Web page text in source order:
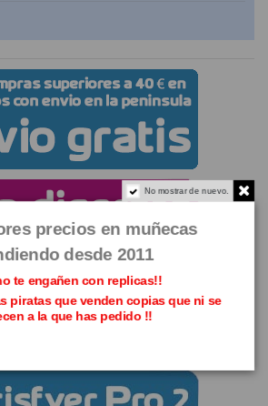
No mostrar de nuevo.
precios en muñecas
desde 2011
te engañen con replicas!!
piratas que venden copias que ni se
a la que has pedido !!